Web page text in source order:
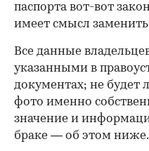
паспорта вот-вот
имеет смысл заменить
Все данные
указанными в
документах; не будет
фото именно
значение и
браке — об этом ниже.